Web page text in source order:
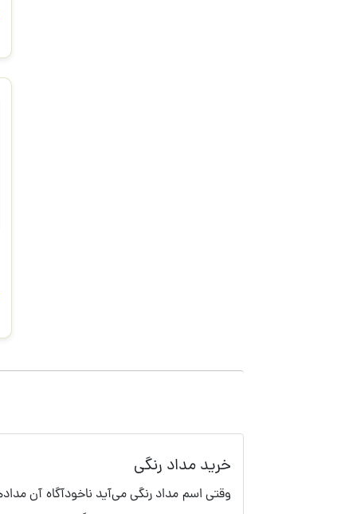
خرید ‌مداد رنگی